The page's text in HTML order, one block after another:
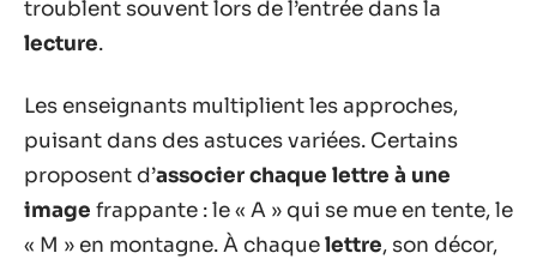
troublent souvent lors de l’entrée dans la
lecture.
Les enseignants multiplient les approches,
puisant dans des astuces variées. Certains
proposent d’associer chaque lettre à une
image frappante : le « A » qui se mue en tente, le
« M » en montagne. À chaquelettre, son décor,